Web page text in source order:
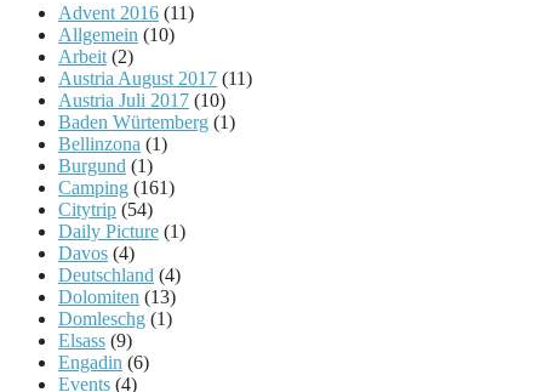
Advent 2016 (11)
Allgemein (10)
Arbeit (2)
Austria August 2017 (11)
Austria Juli 2017 (10)
Baden Würtemberg (1)
Bellinzona (1)
Burgund (1)
Camping (161)
Citytrip (54)
Daily Picture (1)
Davos (4)
Deutschland (4)
Dolomiten (13)
Domleschg (1)
Elsass (9)
Engadin (6)
Events (4)